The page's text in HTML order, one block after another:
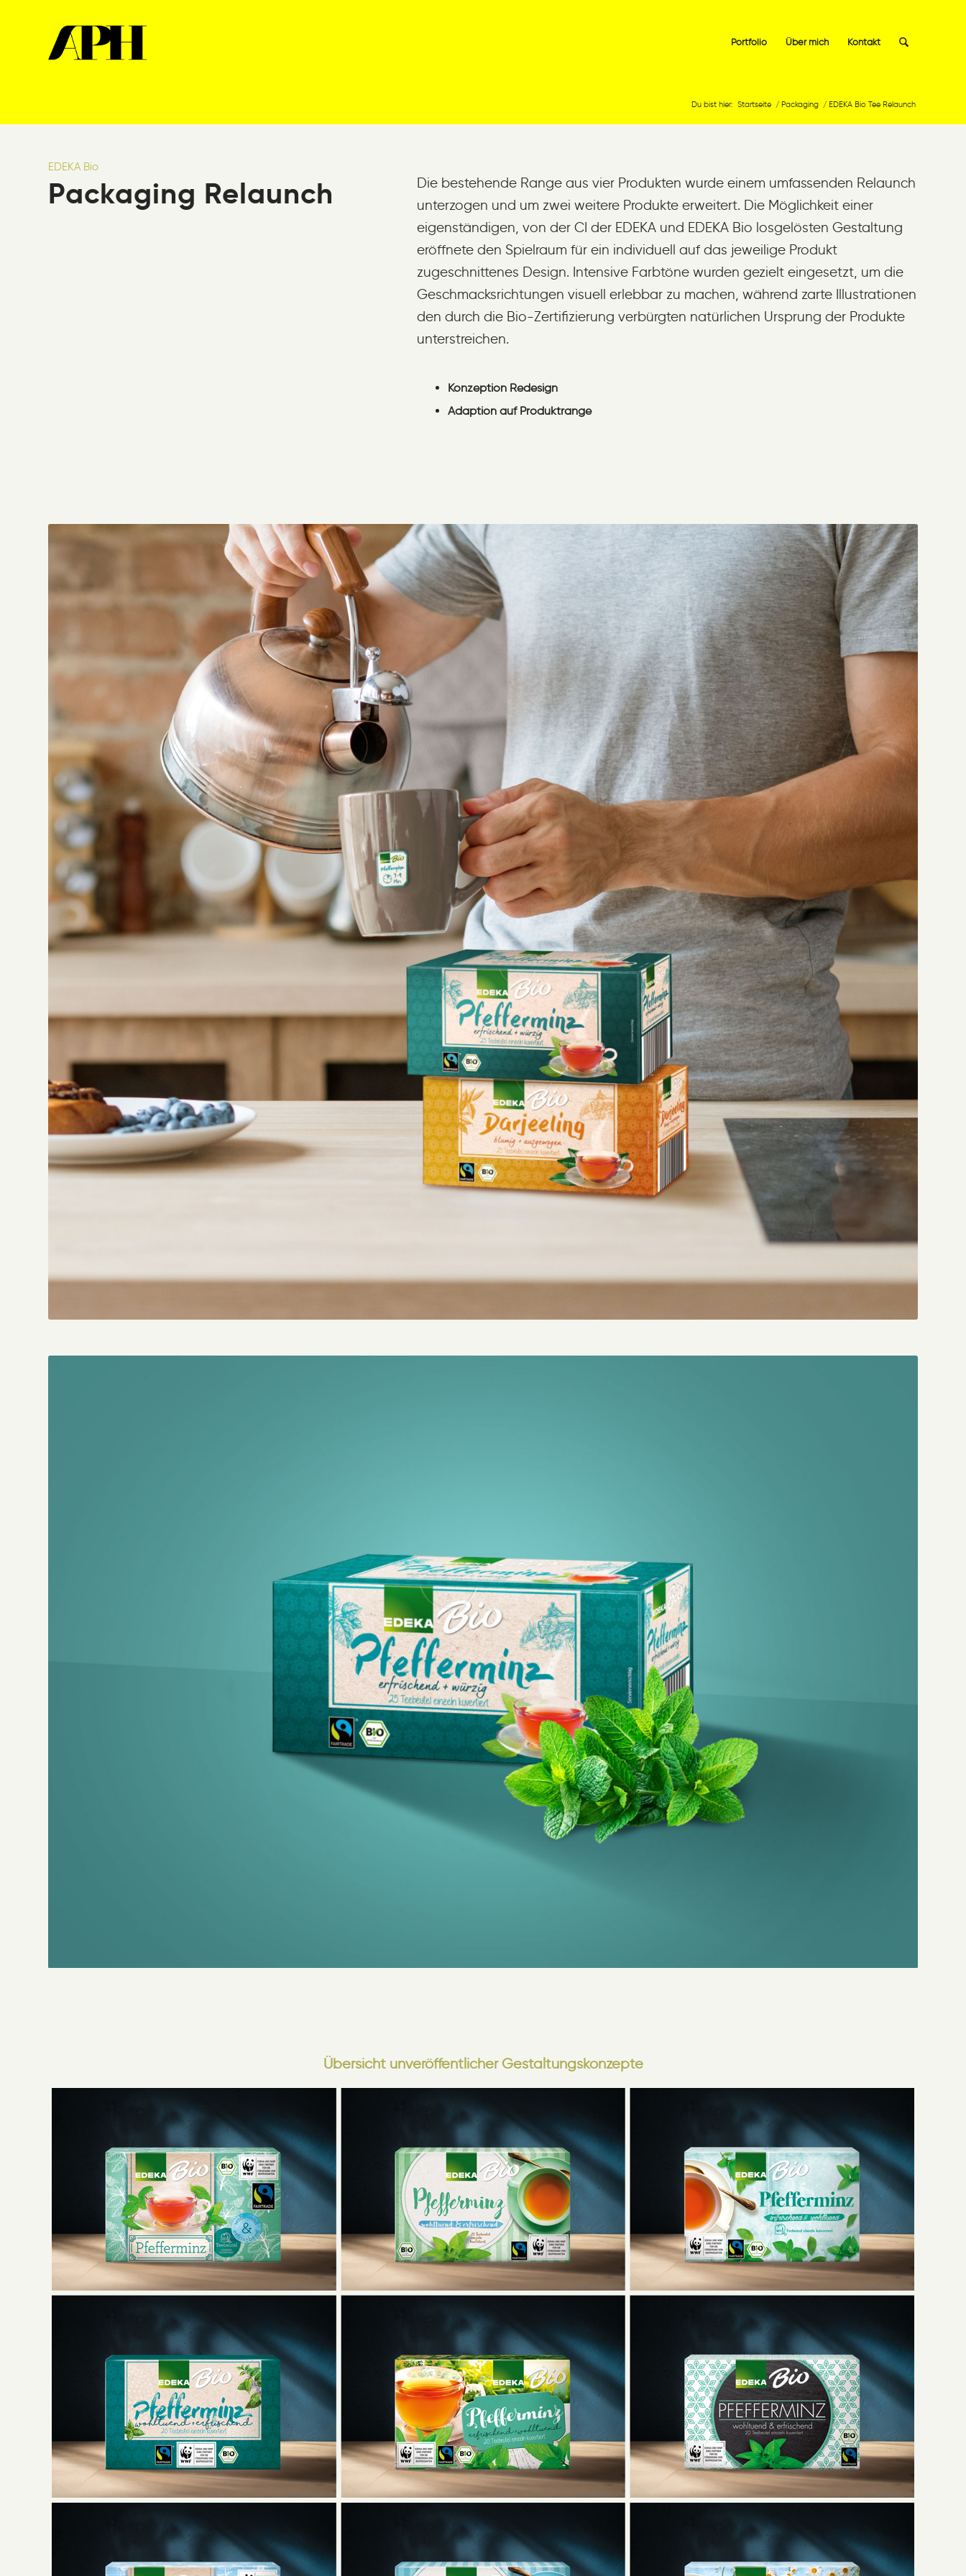
Portfolio Über mich Kontakt
Du bist hier: Startseite / Packaging / EDEKA Bio Tee Relaunch
EDEKA Bio
Packaging Relaunch
Die bestehende Range aus vier Produkten wurde einem umfassenden Relaunch
unterzogen und um zwei weitere Produkte erweitert. Die Möglichkeit einer
eigenständigen, von der CI der EDEKA und EDEKA Bio losgelösten Gestaltung
eröffnete den Spielraum für ein individuell auf das jeweilige Produkt
zugeschnittenes Design. Intensive Farbtöne wurden gezielt eingesetzt, um die
Geschmacksrichtungen visuell erlebbar zu machen, während zarte Illustrationen
den durch die Bio-Zertifizierung verbürgten natürlichen Ursprung der Produkte
unterstreichen.
Konzeption Redesign
Adaption auf Produktrange
Übersicht unveröffentlicher Gestaltungskonzepte